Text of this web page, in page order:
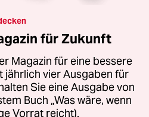
für Zukunft
Magazin für eine bessere
jährlich vier Ausgaben für
Sie eine Ausgabe von
Buch „Was wäre, wenn
Vorrat reicht).